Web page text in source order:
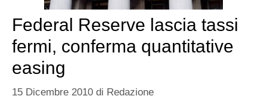
Federal Reserve lascia tassi
fermi, conferma quantitative
easing
15 Dicembre 2010 di Redazione